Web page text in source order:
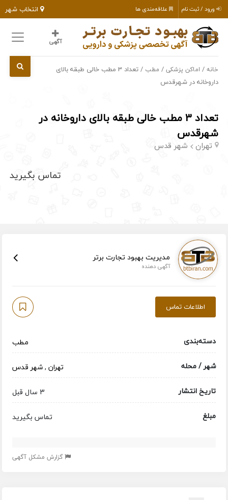
انتخاب شهر ورود / ثبت نام علاقه‌مندی ها
آگهی
خانه / اماکن پزشکی / مطب
/ تعداد 3 مطب خالی طبقه بالای
داروخانه در شهرقدس
تعداد 3 مطب خالی طبقه بالای داروخانه در
شهرقدس
تهران شهر قدس
تماس بگیرید
مدیریت بهبود تجارت برتر
آگهی دهنده
اطلاعات تماس
دسته‌بندی
مطب
شهر / محله
تهران,شهر قدس
تاریخ انتشار
3 سال قبل
مبلغ
تماس بگیرید
گزارش مشکل آگهی